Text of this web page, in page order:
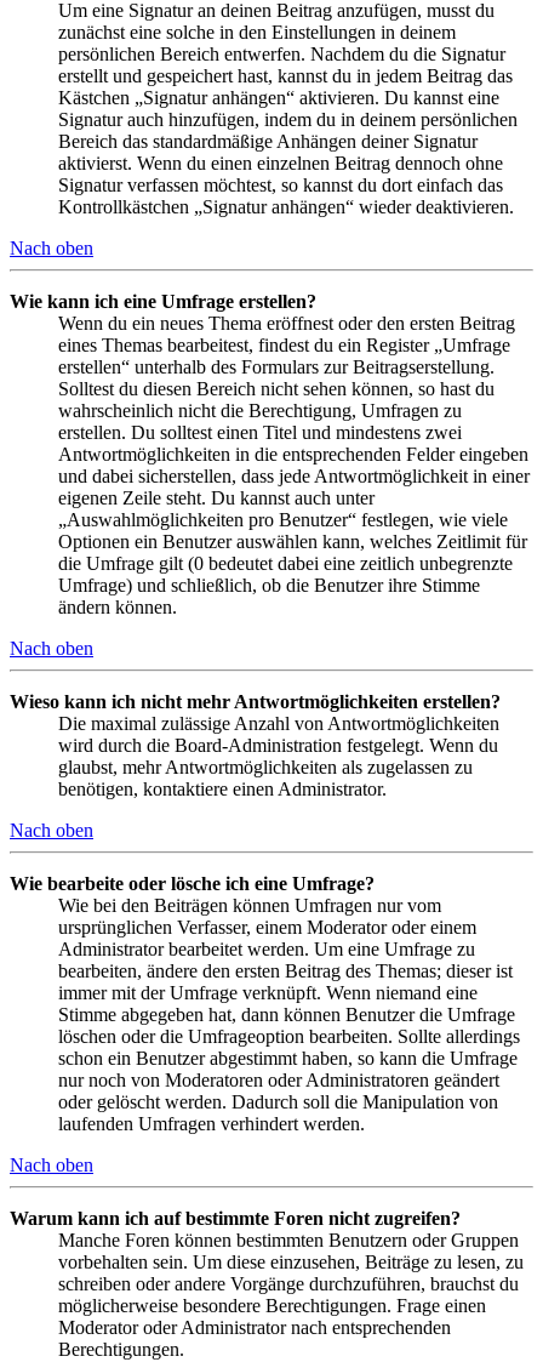
Um eine Signatur an deinen Beitrag anzufügen, musst du
zunächst eine solche in den Einstellungen in deinem
persönlichen Bereich entwerfen. Nachdem du die Signatur
erstellt und gespeichert hast, kannst du in jedem Beitrag das
Kästchen „Signatur anhängen“ aktivieren. Du kannst eine
Signatur auch hinzufügen, indem du in deinem persönlichen
Bereich das standardmäßige Anhängen deiner Signatur
aktivierst. Wenn du einen einzelnen Beitrag dennoch ohne
Signatur verfassen möchtest, so kannst du dort einfach das
Kontrollkästchen „Signatur anhängen“ wieder deaktivieren.
Nach oben
Wie kann ich eine Umfrage erstellen?
Wenn du ein neues Thema eröffnest oder den ersten Beitrag
eines Themas bearbeitest, findest du ein Register „Umfrage
erstellen“ unterhalb des Formulars zur Beitragserstellung.
Solltest du diesen Bereich nicht sehen können, so hast du
wahrscheinlich nicht die Berechtigung, Umfragen zu
erstellen. Du solltest einen Titel und mindestens zwei
Antwortmöglichkeiten in die entsprechenden Felder eingeben
und dabei sicherstellen, dass jede Antwortmöglichkeit in einer
eigenen Zeile steht. Du kannst auch unter
„Auswahlmöglichkeiten pro Benutzer“ festlegen, wie viele
Optionen ein Benutzer auswählen kann, welches Zeitlimit für
die Umfrage gilt (0 bedeutet dabei eine zeitlich unbegrenzte
Umfrage) und schließlich, ob die Benutzer ihre Stimme
ändern können.
Nach oben
Wieso kann ich nicht mehr Antwortmöglichkeiten erstellen?
Die maximal zulässige Anzahl von Antwortmöglichkeiten
wird durch die Board-Administration festgelegt. Wenn du
glaubst, mehr Antwortmöglichkeiten als zugelassen zu
benötigen, kontaktiere einen Administrator.
Nach oben
Wie bearbeite oder lösche ich eine Umfrage?
Wie bei den Beiträgen können Umfragen nur vom
ursprünglichen Verfasser, einem Moderator oder einem
Administrator bearbeitet werden. Um eine Umfrage zu
bearbeiten, ändere den ersten Beitrag des Themas; dieser ist
immer mit der Umfrage verknüpft. Wenn niemand eine
Stimme abgegeben hat, dann können Benutzer die Umfrage
löschen oder die Umfrageoption bearbeiten. Sollte allerdings
schon ein Benutzer abgestimmt haben, so kann die Umfrage
nur noch von Moderatoren oder Administratoren geändert
oder gelöscht werden. Dadurch soll die Manipulation von
laufenden Umfragen verhindert werden.
Nach oben
Warum kann ich auf bestimmte Foren nicht zugreifen?
Manche Foren können bestimmten Benutzern oder Gruppen
vorbehalten sein. Um diese einzusehen, Beiträge zu lesen, zu
schreiben oder andere Vorgänge durchzuführen, brauchst du
möglicherweise besondere Berechtigungen. Frage einen
Moderator oder Administrator nach entsprechenden
Berechtigungen.